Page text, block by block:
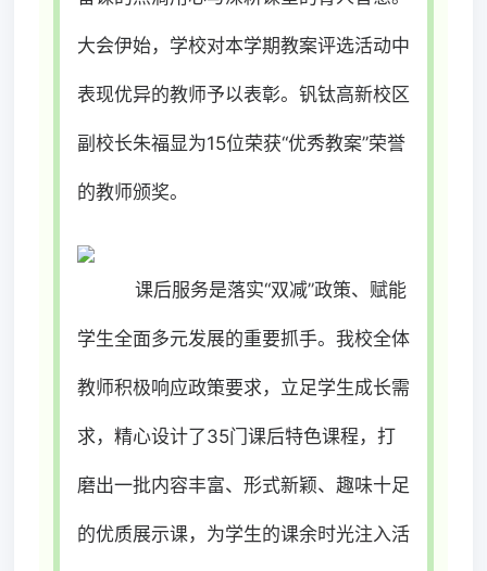
大会伊始，学校对本学期教案评选活动中
表现优异的教师予以表彰。钒钛高新校区
副校长朱福显为15位荣获“优秀教案”荣誉
的教师颁奖。
课后服务是落实“双减”政策、赋能
学生全面多元发展的重要抓手。我校全体
教师积极响应政策要求，立足学生成长需
求，精心设计了35门课后特色课程，打
磨出一批内容丰富、形式新颖、趣味十足
的优质展示课，为学生的课余时光注入活